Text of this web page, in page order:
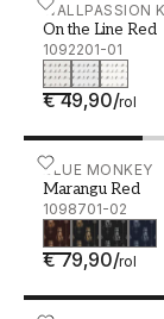
WALLPASSION
On the Line Red
1092201-01
€ 49,90/rol
On the Line
BLUE MONKEY
Marangu Red
1098701-02
€ 79,90/rol
Marangu